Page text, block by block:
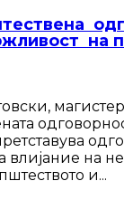
на
влијание на
и...